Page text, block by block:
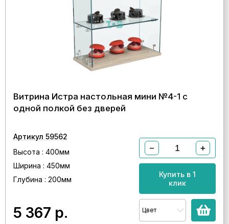
Витрина Истра настольная мини №4-1 с
одной полкой без дверей
Артикул 59562
Высота : 400мм
Ширина : 450мм
Глубина : 200мм
5 367 р.
− +
Купить в 1
клик
Цвет